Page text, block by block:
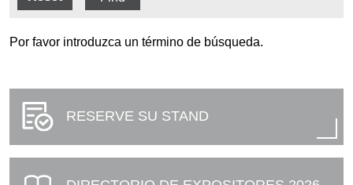
Por favor introduzca un término de búsqueda.
RESERVE SU STAND